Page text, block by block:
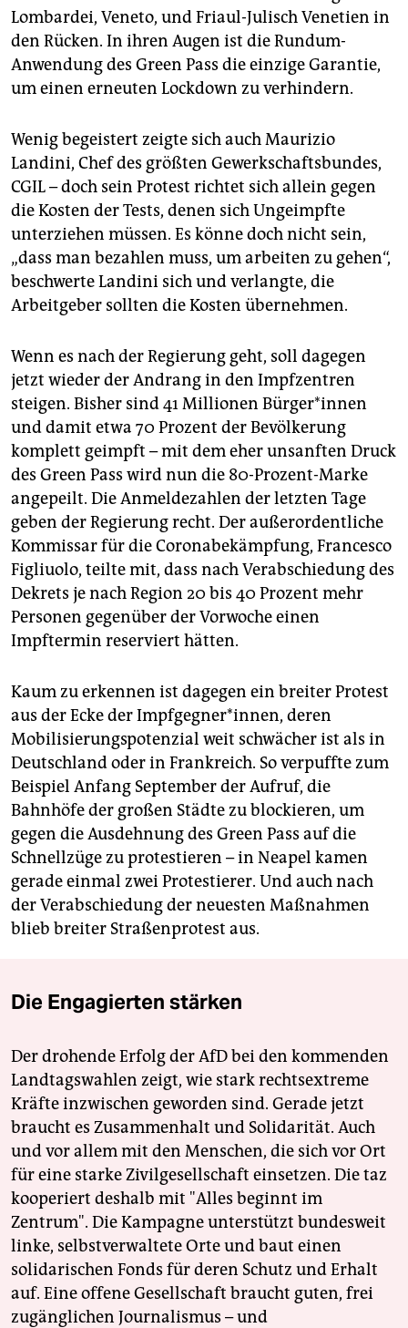
Lombardei, Veneto, und Friaul-Julisch Venetien in
den Rücken. In ihren Augen ist die Rundum-
Anwendung des Green Pass die einzige Garantie,
um einen erneuten Lockdown zu verhindern.
Wenig begeistert zeigte sich auch Maurizio
Landini, Chef des größten Gewerkschaftsbundes,
CGIL – doch sein Protest richtet sich allein gegen
die Kosten der Tests, denen sich Ungeimpfte
unterziehen müssen. Es könne doch nicht sein,
„dass man bezahlen muss, um arbeiten zu gehen“,
beschwerte Landini sich und verlangte, die
Arbeitgeber sollten die Kosten übernehmen.
Wenn es nach der Regierung geht, soll dagegen
jetzt wieder der Andrang in den Impfzen­tren
steigen. Bisher sind 41 Millionen Bür­ge­r*in­nen
und damit etwa 70 Prozent der Bevölkerung
komplett geimpft – mit dem eher unsanften Druck
des Green Pass wird nun die 80-Prozent-Marke
angepeilt. Die Anmeldezahlen der letzten Tage
geben der Regierung recht. Der außerordentliche
Kommissar für die Coronabekämpfung, Francesco
Figliuolo, teilte mit, dass nach Verabschiedung des
Dekrets je nach Region 20 bis 40 Prozent mehr
Personen gegenüber der Vorwoche einen
Impftermin reserviert hätten.
Kaum zu erkennen ist dagegen ein breiter Protest
aus der Ecke der Impfgegner*innen, deren
Mobilisierungspotenzial weit schwächer ist als in
Deutschland oder in Frankreich. So verpuffte zum
Beispiel Anfang September der Aufruf, die
Bahnhöfe der großen Städte zu blockieren, um
gegen die Ausdehnung des Green Pass auf die
Schnellzüge zu protestieren – in Neapel kamen
gerade einmal zwei Protestierer. Und auch nach
der Verabschiedung der neuesten Maßnahmen
blieb breiter Straßenprotest aus.
Die Engagierten stärken
Der drohende Erfolg der AfD bei den kommenden
Landtagswahlen zeigt, wie stark rechtsextreme
Kräfte inzwischen geworden sind. Gerade jetzt
braucht es Zusammenhalt und Solidarität. Auch
und vor allem mit den Menschen, die sich vor Ort
für eine starke Zivilgesellschaft einsetzen. Die taz
kooperiert deshalb mit "Alles beginnt im
Zentrum". Die Kampagne unterstützt bundesweit
linke, selbstverwaltete Orte und baut einen
solidarischen Fonds für deren Schutz und Erhalt
auf. Eine offene Gesellschaft braucht guten, frei
zugänglichen Journalismus – und